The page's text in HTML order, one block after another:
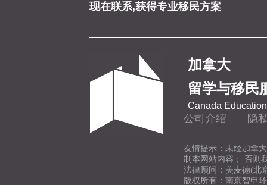
现在联系,获得专业移民方案
加拿大
留学与移民
Canada
公司介绍 隐
友情提示：未经加拿
制本网站内容； 否则
法律顾问：美麦德(北
版权所有：南京智申